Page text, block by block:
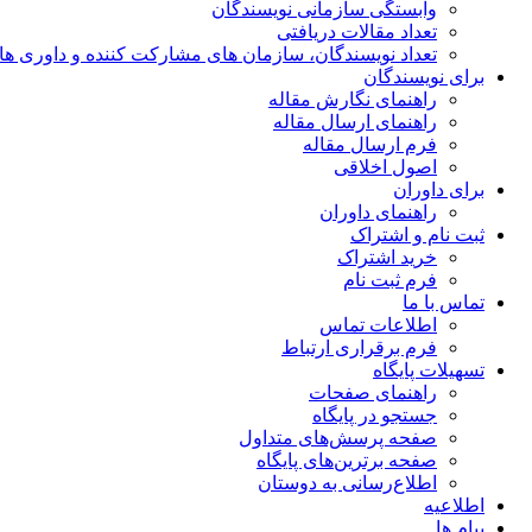
وابستگی سازمانی نویسندگان
تعداد مقالات دریافتی
تعداد نویسندگان، سازمان های مشارکت کننده و داوری های
برای نویسندگان
راهنمای نگارش مقاله
راهنمای ارسال مقاله
فرم ارسال مقاله
اصول اخلاقی
برای داوران
راهنمای داوران
ثبت نام و اشتراک
خرید اشتراک
فرم ثبت نام
تماس با ما
اطلاعات تماس
فرم برقراری ارتباط
تسهیلات پایگاه
راهنمای صفحات
جستجو در پایگاه
صفحه پرسش‌های متداول
صفحه برترین‌های پایگاه
اطلاع‌رسانی به دوستان
اطلاعیه
پیام ها